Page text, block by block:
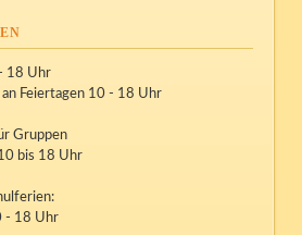
18 Uhr
an Feiertagen 10 - 18 Uhr
Gruppen
bis 18 Uhr
- 18 Uhr